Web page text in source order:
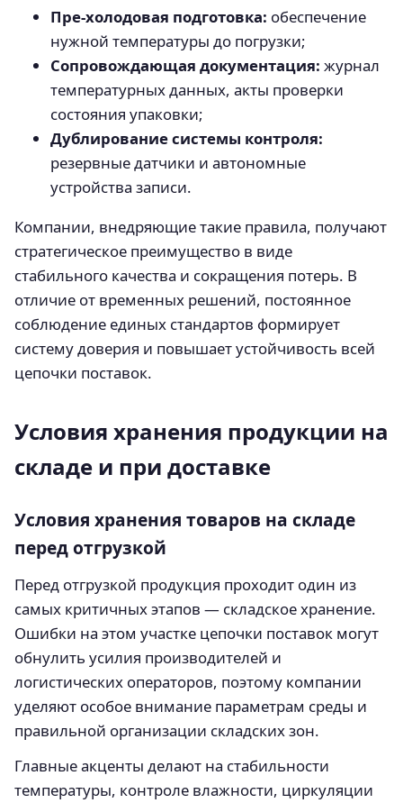
Пре-холодовая подготовка: обеспечение
нужной температуры до погрузки;
Сопровождающая документация: журнал
температурных данных, акты проверки
состояния упаковки;
Дублирование системы контроля:
резервные датчики и автономные
устройства записи.
Компании, внедряющие такие правила, получают
стратегическое преимущество в виде
стабильного качества и сокращения потерь. В
отличие от временных решений, постоянное
соблюдение единых стандартов формирует
систему доверия и повышает устойчивость всей
цепочки поставок.
Условия хранения продукции на
складе и при доставке
Условия хранения товаров на складе
перед отгрузкой
Перед отгрузкой продукция проходит один из
самых критичных этапов — складское хранение.
Ошибки на этом участке цепочки поставок могут
обнулить усилия производителей и
логистических операторов, поэтому компании
уделяют особое внимание параметрам среды и
правильной организации складских зон.
Главные акценты делают на стабильности
температуры, контроле влажности, циркуляции